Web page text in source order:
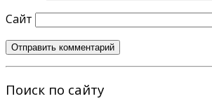
Сайт
Поиск по сайту